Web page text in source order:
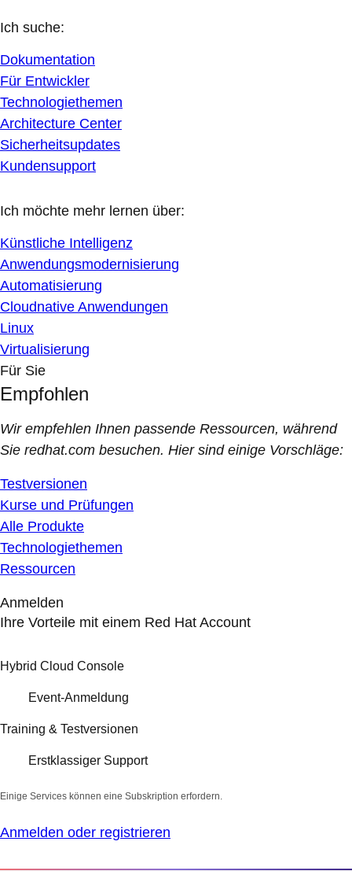
Ich suche:
Dokumentation
Für Entwickler
Technologiethemen
Architecture Center
Sicherheitsupdates
Kundensupport
Ich möchte mehr lernen über:
Künstliche Intelligenz
Anwendungsmodernisierung
Automatisierung
Cloudnative Anwendungen
Linux
Virtualisierung
Für Sie
Empfohlen
Wir empfehlen Ihnen passende Ressourcen, während
Sie redhat.com besuchen. Hier sind einige Vorschläge:
Testversionen
Kurse und Prüfungen
Alle Produkte
Technologiethemen
Ressourcen
Anmelden
Ihre Vorteile mit einem Red Hat Account
Hybrid Cloud Console
Event-Anmeldung
Training & Testversionen
Erstklassiger Support
Einige Services können eine Subskription erfordern.
Anmelden oder registrieren